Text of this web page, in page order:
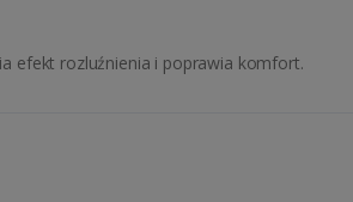
efekt rozluźnienia i poprawia komfort.